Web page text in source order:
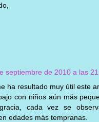
septiembre de 2010 a las
ha resultado muy útil este
con niños aún más
cada vez se
edades más tempranas.